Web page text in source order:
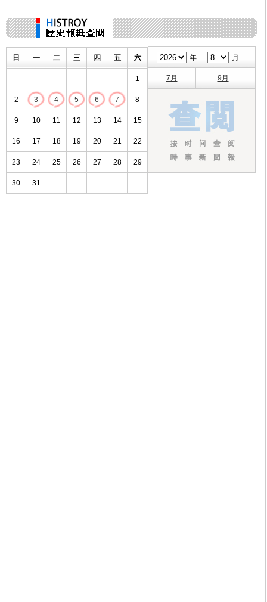
日 一 二 三 四 五 六
1
2 3 4 5 6 7 8
9 10 11 12 13 14 15
16 17 18 19 20 21 22
23 24 25 26 27 28 29
30 31
年 月
7月 9月